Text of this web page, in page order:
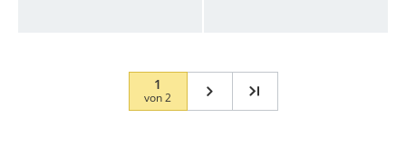
1
von2